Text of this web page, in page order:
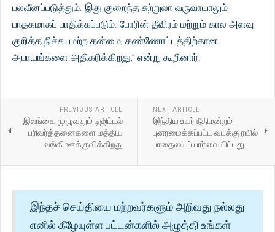
பலவீனப்படுத்தும். இது குறைந்த சுற்றுலா வருவாயாலும்
பாதகமாகப் பாதிக்கப்படும். போரின் தீவிரம் மற்றும் கால அளவு
குறித்த நிச்சயமற்ற தன்மை, கண்ணோட்டத்திற்கான
அபாயங்களை அதிகரிக்கிறது,” என்று கூறினார்.
PREVIOUS ARTICLE
இலங்கை முழுவதும் டிஜிட்டல்
பரிவர்த்தனைகளை மத்திய
வங்கி ஊக்குவிக்கிறது
NEXT ARTICLE
இந்திய உயர் நீதிமன்றம்
புனரமைக்கப்பட்ட வடக்கு ரயில்
பாதையைப் பார்வையிட்டது
இந்தச் செய்தியை மற்றவர்களும் அறிவது நல்லது
எனில் கீழேயுள்ள பட்டன்களில் அழுத்தி உங்கள்